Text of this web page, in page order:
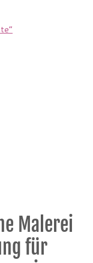
Malerei
für